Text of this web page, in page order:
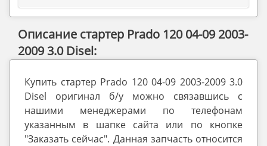
Описание стартер Prado 120 04-09 2003-
2009 3.0 Disel:
Купить стартер Prado 120 04-09 2003-2009 3.0
Disel оригинал б/у можно связавшись с
нашими менеджерами по телефонам
указанным в шапке сайта или по кнопке
"Заказать сейчас". Данная запчасть относится